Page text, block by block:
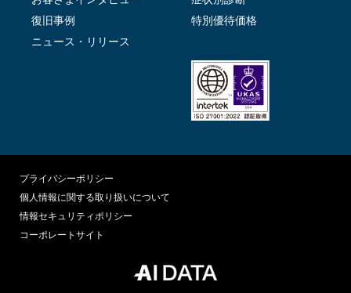
復旧事例
ニュース・リリース
特別優待価格
プライバシーポリシー
個人情報に関する取り扱いについて
情報セキュリティポリシー
コーポレートサイト